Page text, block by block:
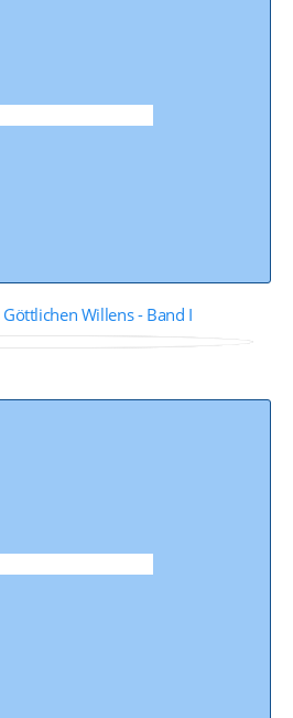
Göttlichen Willens - Band I
0von 5